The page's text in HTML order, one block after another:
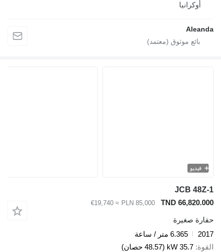
أوكرانيا
فيديو
JCB 48Z-
TND
PLN 85,000
≈ €19,740
صغيرة
6.365 متر / ساعة
35.7 kW (48.57 حصان)